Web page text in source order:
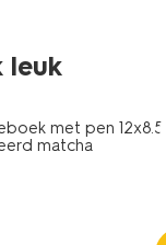
leuk
met pen
matcha